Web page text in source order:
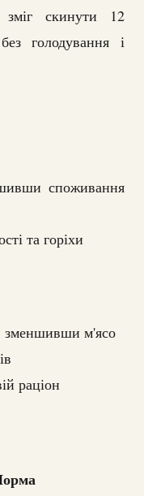
скинути 12
голодування і
споживання
та горіхи
зменшивши м'ясо
раціон